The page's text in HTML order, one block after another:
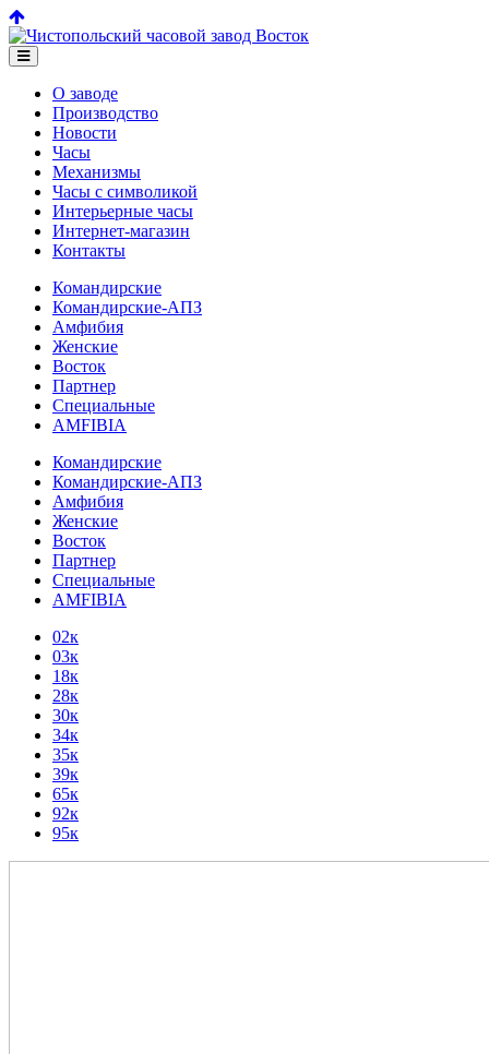
О заводе
Производство
Новости
Часы
Механизмы
Часы с символикой
Интерьерные часы
Интернет-магазин
Контакты
Командирские
Командирские-АПЗ
Амфибия
Женские
Восток
Партнер
Специальные
AMFIBIA
Командирские
Командирские-АПЗ
Амфибия
Женские
Восток
Партнер
Специальные
AMFIBIA
02к
03к
18к
28к
30к
34к
35к
39к
65к
92к
95к